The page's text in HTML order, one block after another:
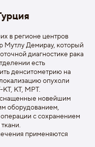
в регионе центров
Мутлу Демирау, который
диагностике рака
есть
денситометрию на
опухоли
КТ, КТ, МРТ.
новейшим
оборудованием,
с сохранением
применяются